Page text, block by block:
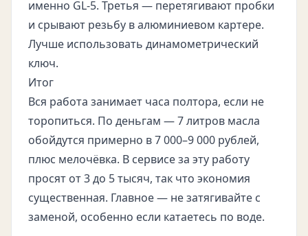
именно GL-5. Третья — перетягивают пробки
и срывают резьбу в алюминиевом картере.
Лучше использовать динамометрический
ключ.
Итог
Вся работа занимает часа полтора, если не
торопиться. По деньгам — 7 литров масла
обойдутся примерно в 7 000–9 000 рублей,
плюс мелочёвка. В сервисе за эту работу
просят от 3 до 5 тысяч, так что экономия
существенная. Главное — не затягивайте с
заменой, особенно если катаетесь по воде.